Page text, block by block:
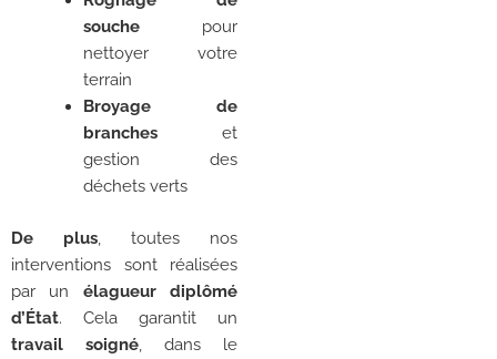
souche pour
nettoyer votre
terrain
Broyage de
branches et
gestion des
déchets verts
De plus , toutes nos
interventions sont réalisées
par un élagueur diplômé
d’État. Cela garantit un
travail soigné , dans le